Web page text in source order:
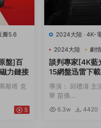
瓣5.6
盤]百
力鏈接
斯塔 克
5
2024大陸 · 4K-
2024大陸 劇情
談判專家[4K藍
15網盤迅雷下
導演： 邱禮濤 主
華 苗僑...
6.3w 4420